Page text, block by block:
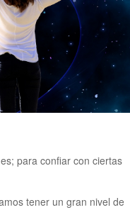
para confiar con ciertas
tener un gran nivel de